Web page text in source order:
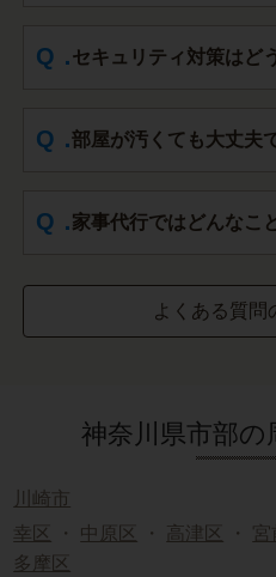
セキュリティ対策はど
部屋が汚くても大丈夫
家事代行ではどんなこ
よくある質問
神奈川県市部の
川崎市
幸区
・ 中原区 ・ 高津区 ・ 宮
多摩区